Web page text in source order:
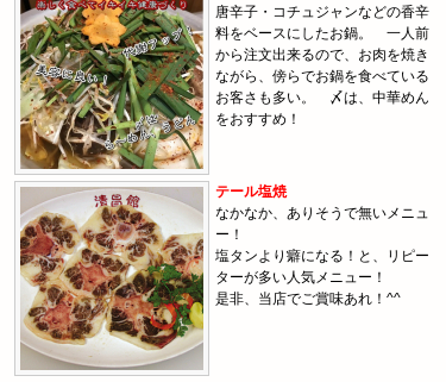
唐辛子・コチュジャンなどの香辛
料をベースにしたお鍋。 一人前
から注文出来るので、お肉を焼き
ながら、傍らでお鍋を食べている
お客さも多い。 〆は、中華めん
をおすすめ！
テール塩焼
なかなか、ありそうで無いメニュ
ー！
塩タンより癖になる！と、リピー
ターが多い人気メニュー！
是非、当店でご賞味あれ！^^